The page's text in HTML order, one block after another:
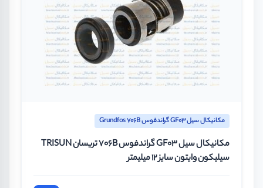
مکانیکال سیل GF03 گراندفوس Grundfos 706B
مکانیکال سیل GF03 گراندفوس 706B تریسان TRISUN
سیلیکون وایتون سایز 12 میلیمتر